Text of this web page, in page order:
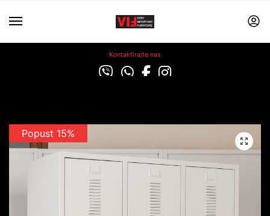
Kontaktirajte nas
Popust 15%